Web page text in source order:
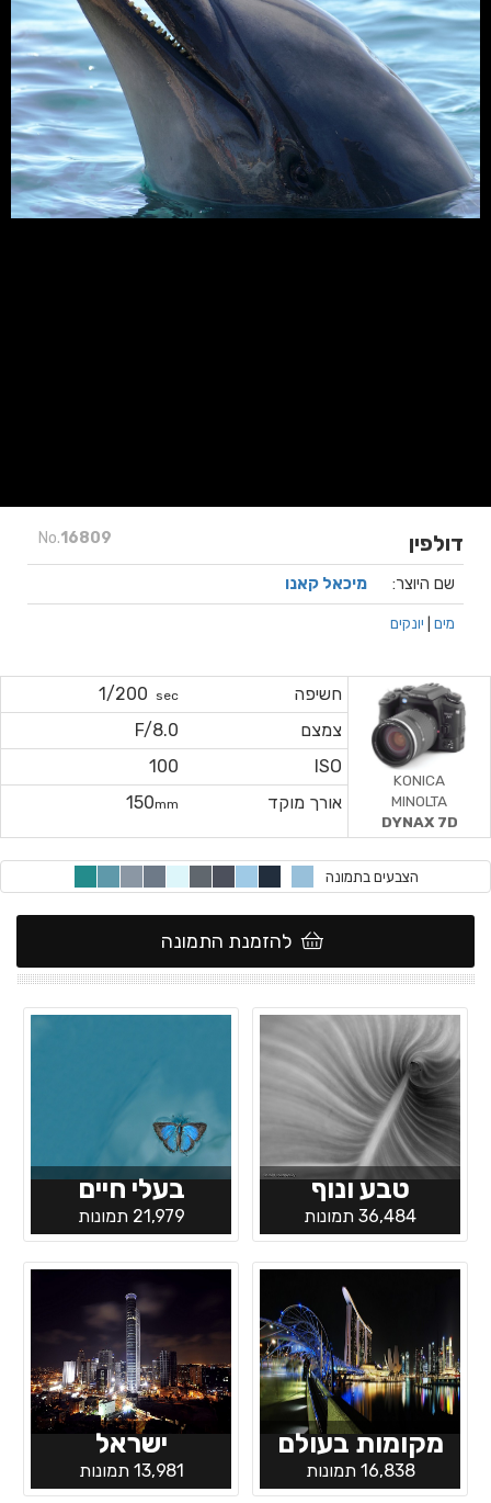
No.16809 דולפין
שם היוצר: מיכאל קאנו
מים יונקים
חשיפה sec
1/200
צמצם
F/8.0
ISO
100
אורך מוקד
150mm
KONICA
MINOLTA
DYNAX 7D
הצבעים בתמונה
להזמנת התמונה
טבע ונוף
36,484 תמונות
בעלי חיים
21,979 תמונות
מקומות בעולם
16,838 תמונות
ישראל
13,981 תמונות